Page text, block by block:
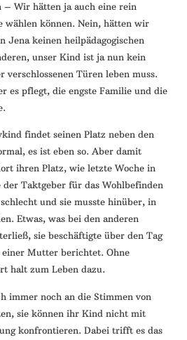
Wir hätten ja auch eine rein
wählen können. Nein, hätten wir
Jena keinen heilpädagogischen
unser Kind ist ja nun kein
verschlossenen Türen leben muss.
es pflegt, die engste Familie und die
findet seinen Platz neben den
es ist eben so. Aber damit
ihren Platz, wie letzte Woche in
Taktgeber für das Wohlbefinden
und sie musste hinüber, in
Etwas, was bei den anderen
sie beschäftigte über den Tag
Mutter berichtet. Ohne
halt zum Leben dazu.
immer noch an die Stimmen von
sie können ihr Kind nicht mit
konfrontieren. Dabei trifft es das